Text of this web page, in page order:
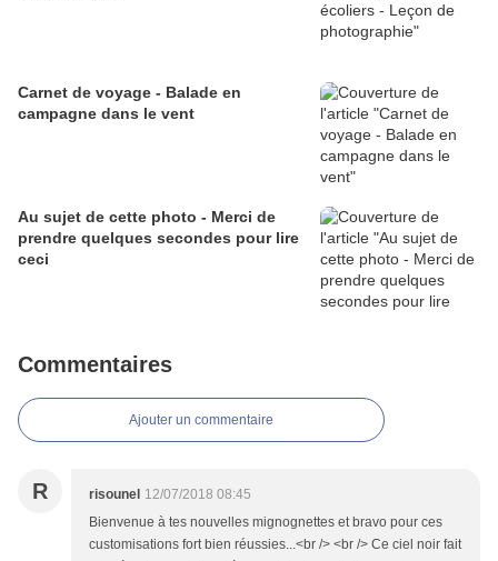
Carnet de voyage - Balade en
campagne dans le vent
Au sujet de cette photo - Merci de
prendre quelques secondes pour lire
ceci
Commentaires
Ajouter un commentaire
R risounel 12/07/2018 08:45
Bienvenue à tes nouvelles mignognettes et bravo pour ces
customisations fort bien réussies...<br /> <br /> Ce ciel noir fait